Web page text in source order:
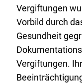
Vergiftungen
Vorbild durch
Gesundheit
Vergiftungen.